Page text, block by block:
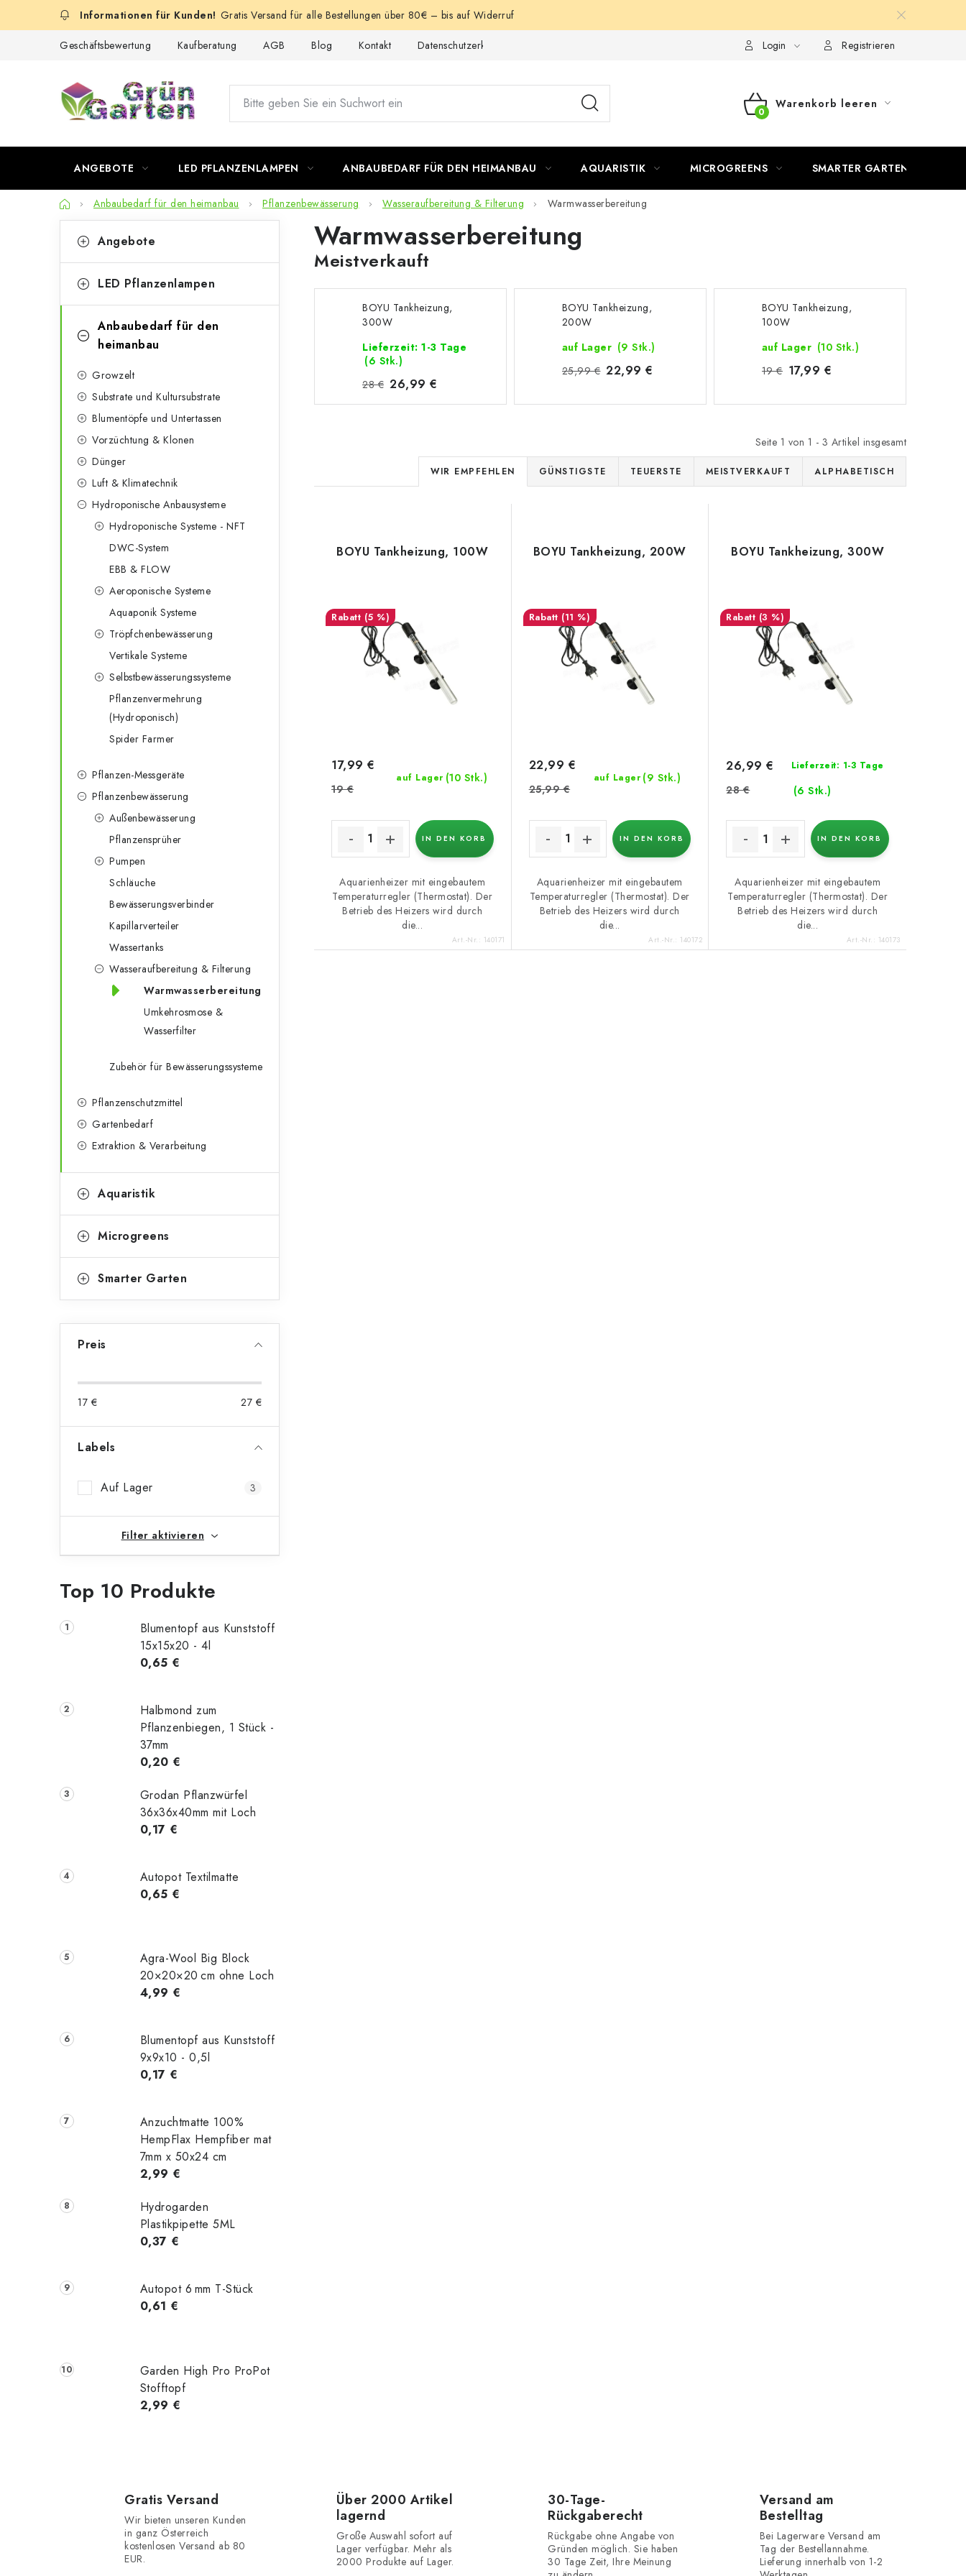
Gratis Versand für alle Bestellungen über 80€ – bis auf Widerruf
Geschäftsbewertung Kaufberatung AGB Blog Kontakt Datenschutzerklärung Login Registrieren
WARENKORB
Warenkorb leeren
ANGEBOTE LED PFLANZENLAMPEN ANBAUBEDARF FÜR DEN HEIMANBAU AQUARISTIK MICROGREENS SMARTER GARTEN
StartseiteAnbaubedarf für den heimanbau Pflanzenbewässerung Wasseraufbereitung & Filterung Warmwasserbereitung
e
t
überspringen
a
e
Angebote
LED Pflanzenlampen
Anbaubedarf für den
heimanbau
Growzelt
Substrate und Kultursubstrate
Blumentöpfe und Untertassen
Vorzüchtung & Klonen
Dünger
Luft & Klimatechnik
Hydroponische Anbausysteme
Hydroponische Systeme - NFT
DWC-System
EBB & FLOW
Aeroponische Systeme
Aquaponik Systeme
Tröpfchenbewässerung
Vertikale Systeme
Selbstbewässerungssysteme
Pflanzenvermehrung
(Hydroponisch)
Spider Farmer
Pflanzen-Messgeräte
Pflanzenbewässerung
Außenbewässerung
Pflanzensprüher
Pumpen
Schläuche
Bewässerungsverbinder
Kapillarverteiler
Wassertanks
Wasseraufbereitung & Filterung
Warmwasserbereitung
Umkehrosmose &
Wasserfilter
Zubehör für Bewässerungssysteme
Pflanzenschutzmittel
Gartenbedarf
Extraktion & Verarbeitung
Aquaristik
Microgreens
Smarter Garten
Preis
17 € 27 €
Labels
Auf Lager 3
Filter aktivieren
Top 10 Produkte
Blumentopf aus Kunststoff
15x15x20 - 4l
0,65 €
Halbmond zum
Pflanzenbiegen, 1 Stück -
37mm
0,20 €
Grodan Pflanzwürfel
36x36x40mm mit Loch
0,17 €
Autopot Textilmatte
0,65 €
Agra-Wool Big Block
20×20×20 cm ohne Loch
4,99 €
Blumentopf aus Kunststoff
9x9x10 - 0,5l
0,17 €
Anzuchtmatte 100%
HempFlax Hempfiber mat
7mm x 50x24 cm
2,99 €
Hydrogarden
Plastikpipette 5ML
0,37 €
Autopot 6 mm T-Stück
0,61 €
Garden High Pro ProPot
Stofftopf
2,99 €
Warmwasserbereitung
Meistverkauft
BOYU Tankheizung,
300W
Lieferzeit: 1-3 Tage
(6 Stk.)
28 € 26,99 €
BOYU Tankheizung,
200W
auf Lager (9 Stk.)
25,99 € 22,99 €
BOYU Tankheizung,
100W
auf Lager (10 Stk.)
19 € 17,99 €
Seite 1 von 1 - 3 Artikel insgesamt
P
r
d
t
s
o
i
r
u
n
g
WIR EMPFEHLEN GÜNSTIGSTE TEUERSTE MEISTVERKAUFT ALPHABETISCH
e
BOYU Tankheizung, 100W
(5 %)
auf Lager (10 Stk.)
17,99 €
19 €
IN DEN KORB
Aquarienheizer mit eingebautem
Temperaturregler (Thermostat). Der
Betrieb des Heizers wird durch
die...
Art.-Nr.: 140171
BOYU Tankheizung, 200W
(11 %)
auf Lager (9 Stk.)
22,99 €
25,99 €
IN DEN KORB
Aquarienheizer mit eingebautem
Temperaturregler (Thermostat). Der
Betrieb des Heizers wird durch
die...
Art.-Nr.: 140172
BOYU Tankheizung, 300W
(3 %)
Lieferzeit: 1-3 Tage
(6 Stk.)
26,99 €
28 €
IN DEN KORB
Aquarienheizer mit eingebautem
Temperaturregler (Thermostat). Der
Betrieb des Heizers wird durch
die...
Art.-Nr.: 140173
Gratis Versand
Wir bieten unseren Kunden
in ganz Österreich
kostenlosen Versand ab 80
EUR.
Über 2000 Artikel
lagernd
Große Auswahl sofort auf
Lager verfügbar. Mehr als
2000 Produkte auf Lager.
30-Tage-
Rückgaberecht
Rückgabe ohne Angabe von
Gründen möglich. Sie haben
30 Tage Zeit, Ihre Meinung
Versand am
Bestelltag
Bei Lagerware Versand am
Tag der Bestellannahme.
Lieferung innerhalb von 1-2